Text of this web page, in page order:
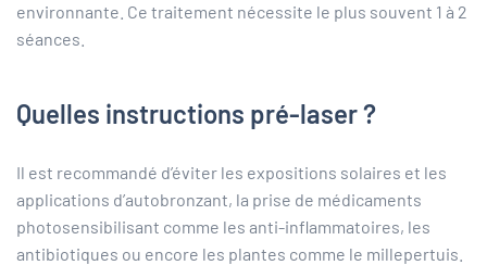
environnante. Ce traitement nécessite le plus souvent 1 à 2
séances.
Quelles instructions pré-laser ?
Il est recommandé d’éviter les expositions solaires et les
applications d’autobronzant, la prise de médicaments
photosensibilisant comme les anti-inflammatoires, les
antibiotiques ou encore les plantes comme le millepertuis.